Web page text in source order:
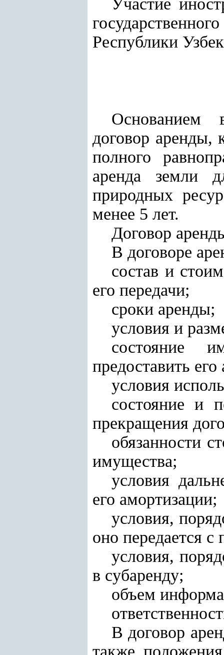
Участие
Республики
Основанием
договор аренды,
полного
аренда земли
природных
менее 5 лет.
Договор
В договоре
состав и
его передачи;
сроки аренды;
условия и
состояние
предоставить его
условия
состояние и
прекращения
обязанности
имущества;
условия
его амортизации;
условия,
оно передается
условия,
в субаренду;
объем
В договор
также